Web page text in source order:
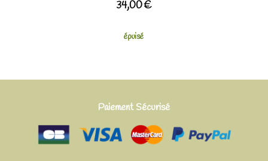
34,00€
épuisé
Paiement Sécurisé